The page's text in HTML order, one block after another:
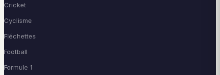
Cricket
Cyclisme
Fléchettes
Football
Formule 1